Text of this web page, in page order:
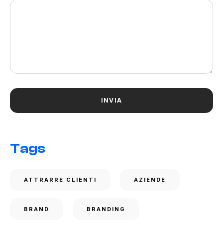
Tags
ATTRARRE CLIENTI AZIENDE
BRAND BRANDING